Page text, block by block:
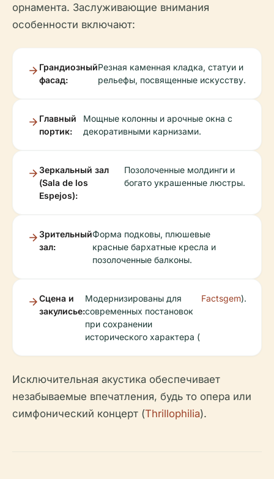
орнамента. Заслуживающие внимания
особенности включают:
Грандиозный
фасад:
Резная каменная кладка, статуи и
рельефы, посвященные искусству.
Главный
портик:
Мощные колонны и арочные окна с
декоративными карнизами.
Зеркальный зал
(Sala de los
Espejos):
Позолоченные молдинги и
богато украшенные люстры.
Зрительный
зал:
Форма подковы, плюшевые
красные бархатные кресла и
позолоченные балконы.
Сцена и
закулисье:
Модернизированы для
современных постановок
при сохранении
исторического характера (
Factsgem).
Исключительная акустика обеспечивает
незабываемые впечатления, будь то опера или
симфонический концерт (Thrillophilia).